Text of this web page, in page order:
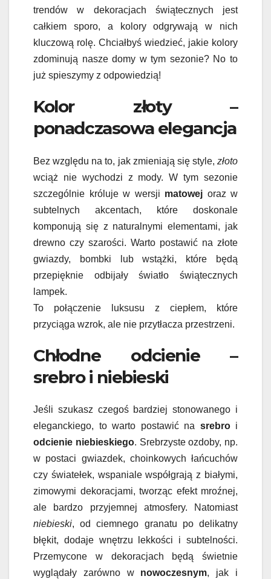
trendów w dekoracjach świątecznych jest
całkiem sporo, a kolory odgrywają w nich
kluczową rolę. Chciałbyś wiedzieć, jakie kolory
zdominują nasze domy w tym sezonie? No to
już spieszymy z odpowiedzią!
Kolor złoty –
ponadczasowa elegancja
Bez względu na to, jak zmieniają się style, złoto
wciąż nie wychodzi z mody. W tym sezonie
szczególnie króluje w wersji matowej oraz w
subtelnych akcentach, które doskonale
komponują się z naturalnymi elementami, jak
drewno czy szarości. Warto postawić na złote
gwiazdy, bombki lub wstążki, które będą
przepięknie odbijały światło świątecznych
lampek.
To połączenie luksusu z ciepłem, które
przyciąga wzrok, ale nie przytłacza przestrzeni.
Chłodne odcienie –
srebro i niebieski
Jeśli szukasz czegoś bardziej stonowanego i
eleganckiego, to warto postawić na srebroi
odcienie niebieskiego. Srebrzyste ozdoby, np.
w postaci gwiazdek, choinkowych łańcuchów
czy światełek, wspaniale współgrają z białymi,
zimowymi dekoracjami, tworząc efekt mroźnej,
ale bardzo przyjemnej atmosfery. Natomiast
niebieski, od ciemnego granatu po delikatny
błękit, dodaje wnętrzu lekkości i subtelności.
Przemycone w dekoracjach będą świetnie
wyglądały zarówno w nowoczesnym, jak i